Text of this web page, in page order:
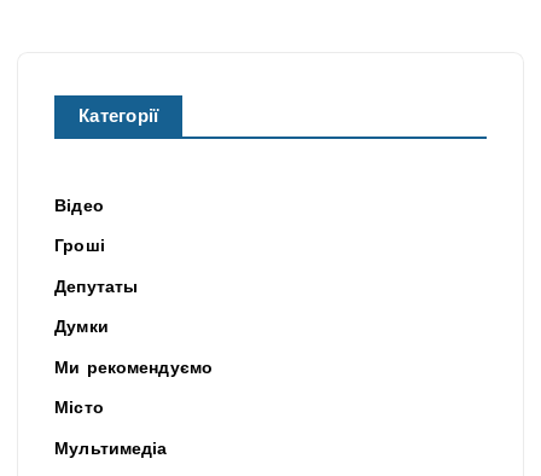
Категорії
Відео
Гроші
Депутаты
Думки
Ми рекомендуємо
Місто
Мультимедіа